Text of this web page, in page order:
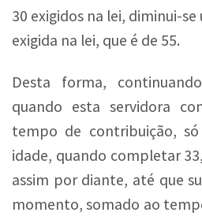
30 exigidos na lei, diminui-
exigida na lei, que é de 55.
Desta forma,
quando esta servidora
tempo de contribuição,
idade, quando completar
assim por diante, até que
momento, somado ao